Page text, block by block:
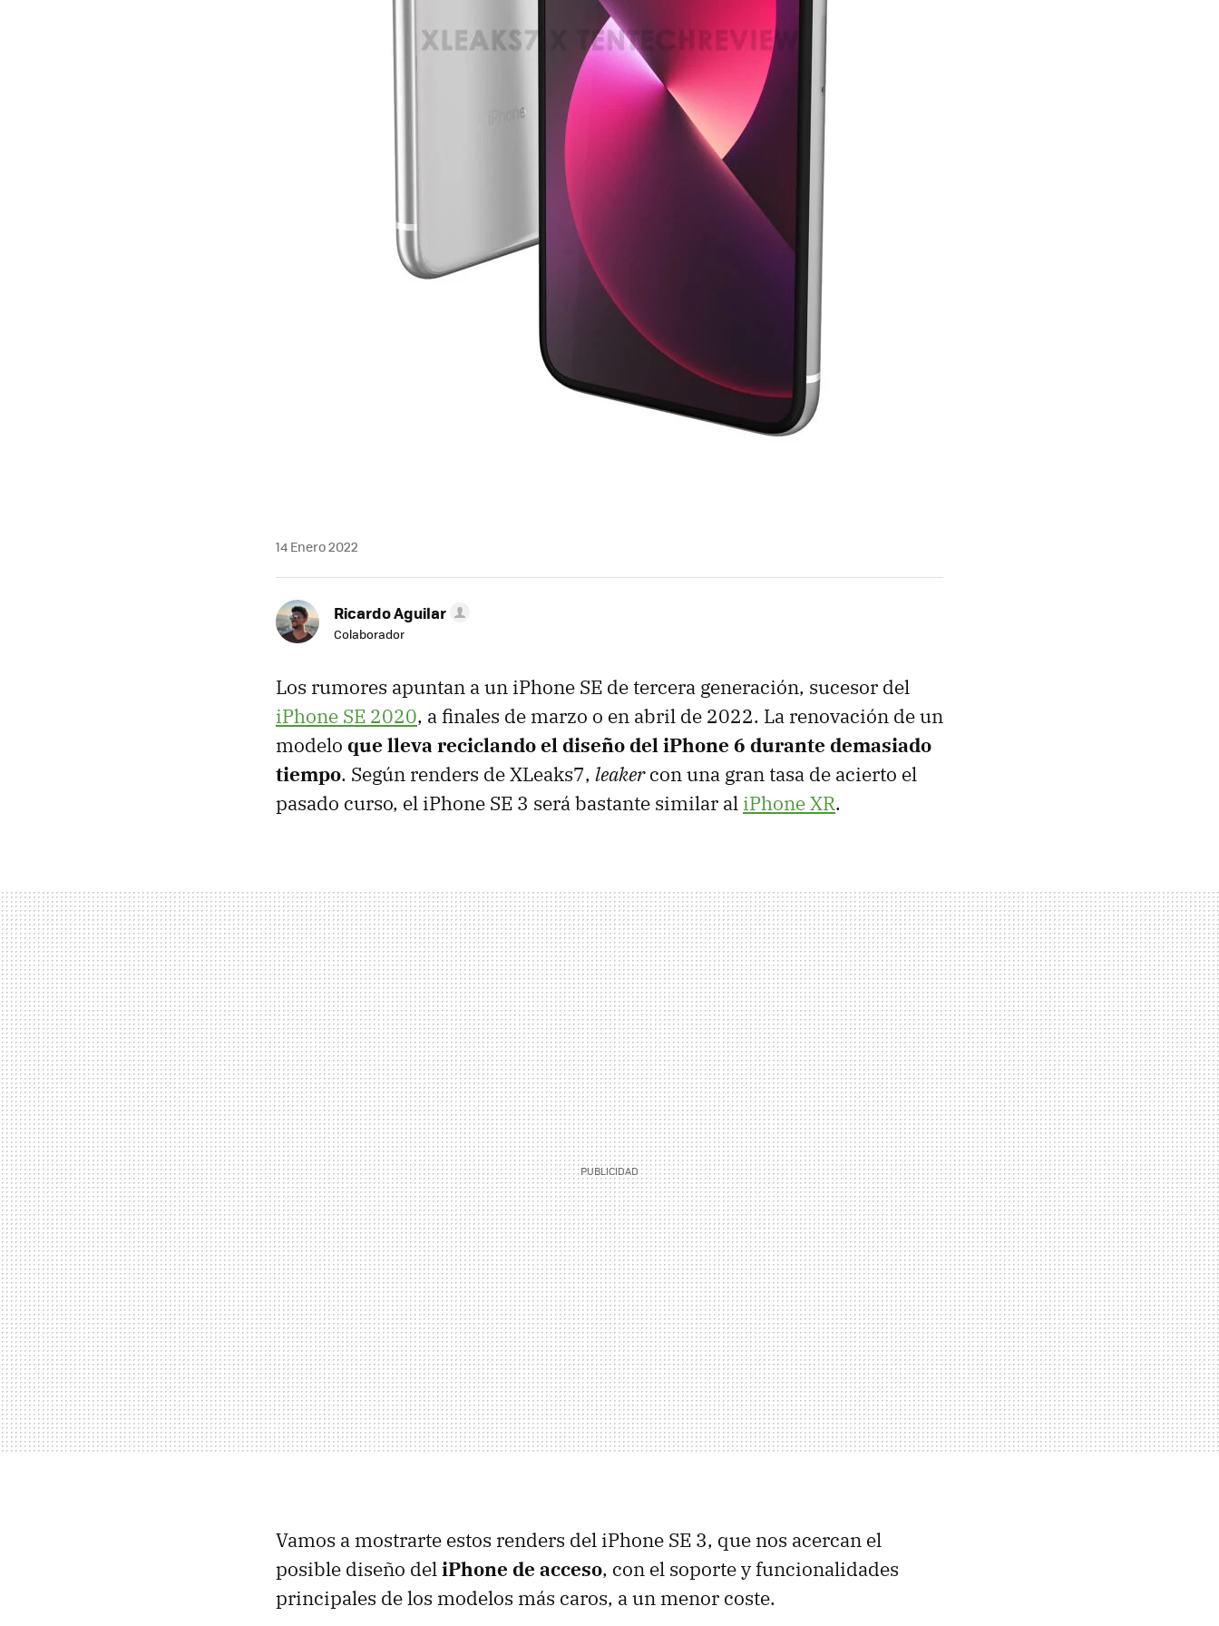
14 Enero 2022
Ricardo Aguilar
Colaborador
Los rumores apuntan a un iPhone SE de tercera generación, sucesor del
iPhone SE 2020, a finales de marzo o en abril de 2022. La renovación de un
modelo que lleva reciclando el diseño del iPhone 6 durante demasiado
tiempo. Según renders de XLeaks7, leakercon una gran tasa de acierto el
pasado curso, el iPhone SE 3 será bastante similar al iPhone XR.
Vamos a mostrarte estos renders del iPhone SE 3, que nos acercan el
posible diseño deliPhone de acceso, con el soporte y funcionalidades
principales de los modelos más caros, a un menor coste.